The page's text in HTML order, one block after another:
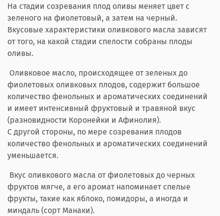
На стадии созревания плод оливы меняет цвет с
зеленого на фиолетовый, а затем на черный.
Вкусовые характеристики оливкового масла зависят
от того, на какой стадии спелости собраны плоды
оливы.
Оливковое масло, происходящее от зеленых до
фиолетовых оливковых плодов, содержит большое
количество фенольных и ароматических соединений
и имеет интенсивный фруктовый и травяной вкус
(разновидности Коронейки и Афинолия).
С другой стороны, по мере созревания плодов
количество фенольных и ароматических соединений
уменьшается.
Вкус оливкового масла от фиолетовых до черных
фруктов мягче, а его аромат напоминает спелые
фрукты, такие как яблоко, помидоры, а иногда и
миндаль (сорт Манаки).